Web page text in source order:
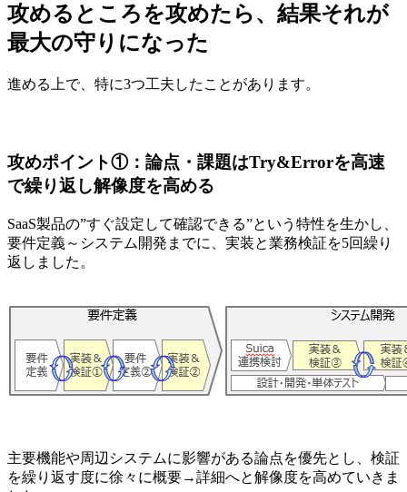
攻めるところを攻めたら、結果それが
最大の守りになった
進める上で、特に3つ工夫したことがあります。
攻めポイント①：論点・課題はTry&Errorを高速
で繰り返し解像度を高める
SaaS製品の”すぐ設定して確認できる”という特性を生かし、
要件定義～システム開発までに、実装と業務検証を5回繰り
返しました。
主要機能や周辺システムに影響がある論点を優先とし、検証
を繰り返す度に徐々に概要→詳細へと解像度を高めていきま